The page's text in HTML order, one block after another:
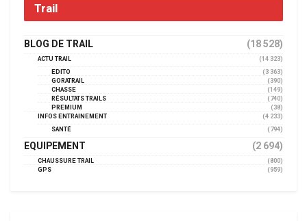
Trail
BLOG DE TRAIL (18 528)
ACTU TRAIL
(14 323)
EDITO
(3 363)
GORATRAIL
(390)
CHASSE
(149)
RÉSULTATS TRAILS
(740)
PREMIUM
(38)
INFOS ENTRAINEMENT
(4 233)
SANTÉ
(794)
EQUIPEMENT (2 694)
CHAUSSURE TRAIL
(800)
GPS
(959)